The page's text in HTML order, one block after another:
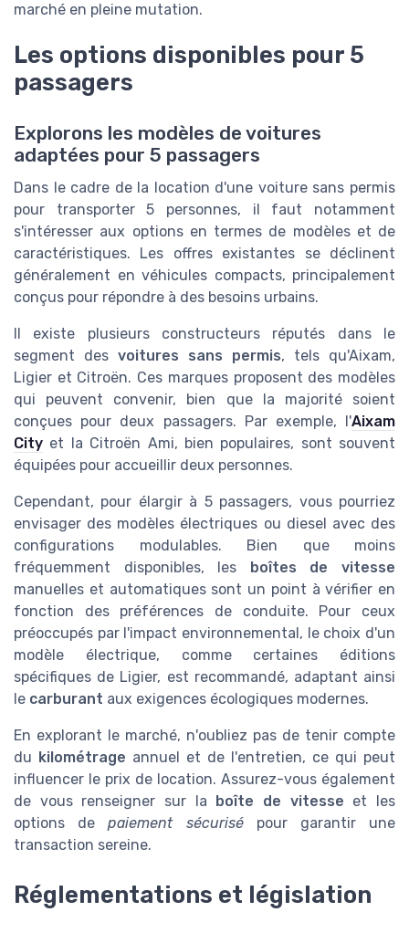
marché en pleine mutation.
Les options disponibles pour 5
passagers
Explorons les modèles de voitures
adaptées pour 5 passagers
Dans le cadre de la location d'une voiture sans permis
pour transporter 5 personnes, il faut notamment
s'intéresser aux options en termes de modèles et de
caractéristiques. Les offres existantes se déclinent
généralement en véhicules compacts, principalement
conçus pour répondre à des besoins urbains.
Il existe plusieurs constructeurs réputés dans le
segment des voitures sans permis, tels qu'Aixam,
Ligier et Citroën. Ces marques proposent des modèles
qui peuvent convenir, bien que la majorité soient
conçues pour deux passagers. Par exemple, l'Aixam
City et la Citroën Ami, bien populaires, sont souvent
équipées pour accueillir deux personnes.
Cependant, pour élargir à 5 passagers, vous pourriez
envisager des modèles électriques ou diesel avec des
configurations modulables. Bien que moins
fréquemment disponibles, les
boîtes de vitesse
manuelles et automatiques sont un point à vérifier en
fonction des préférences de conduite. Pour ceux
préoccupés par l'impact environnemental, le choix d'un
modèle électrique, comme certaines éditions
spécifiques de Ligier, est recommandé, adaptant ainsi
le carburant aux exigences écologiques modernes.
En explorant le marché, n'oubliez pas de tenir compte
du kilométrage annuel et de l'entretien, ce qui peut
influencer le prix de location. Assurez-vous également
de vous renseigner sur la
boîte de vitesse et les
options depaiement sécurisépour garantir une
transaction sereine.
Réglementations et législation